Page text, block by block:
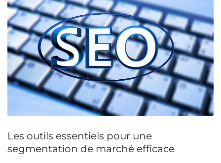
Les outils essentiels pour une
segmentation de marché efficace